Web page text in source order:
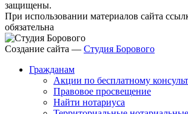
защищены.
При использовании материалов сайта
обязательна
Создание сайта — Студия Борового
Гражданам
Акции по бесплатному
Правовое просвещение
Найти нотариуса